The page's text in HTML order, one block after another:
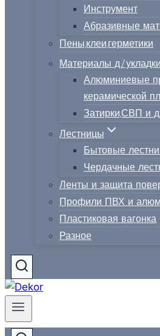
Инструмент
Абразивные
Пены,клеи,герметики
Материалы д/
Алюминиевые
керамической
Затирки,СВП и
Лестницы
Бытовые
Чердачные
Ленты и защита
Профили ПВХ и
Пластиковая вагонка
Разное